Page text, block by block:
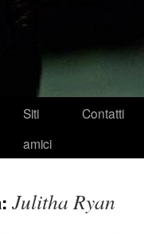
Siti
amici
Contatti
Julitha Ryan